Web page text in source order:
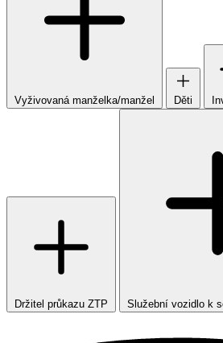
Vyživovaná manželka/manžel Děti
Držitel průkazu ZTP Služební vozidlo k